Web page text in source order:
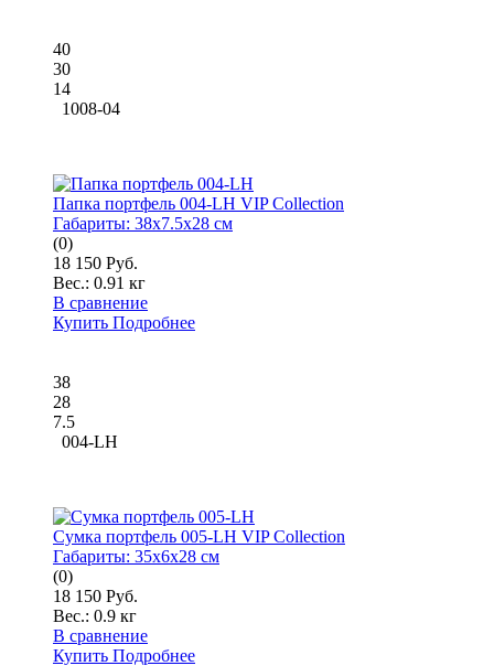
40
30
14
1008-04
Папка портфель 004-LH VIP Collection
Габариты: 38x7.5x28 см
(0)
18 150 Руб.
Вес.: 0.91 кг
В сравнение
Купить Подробнее
38
28
7.5
004-LH
Сумка портфель 005-LH VIP Collection
Габариты: 35x6x28 см
(0)
18 150 Руб.
Вес.: 0.9 кг
В сравнение
Купить Подробнее